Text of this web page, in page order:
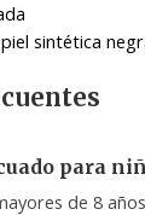
sintética
para
de 8